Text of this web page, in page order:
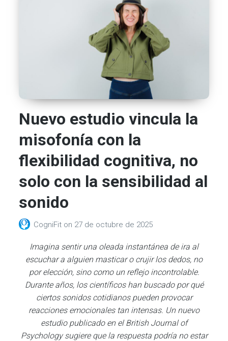
Nuevo estudio vincula la
misofonía con la
flexibilidad cognitiva, no
solo con la sensibilidad al
sonido
CogniFit on 27 de octubre de 2025
Imagina sentir una oleada instantánea de ira al
escuchar a alguien masticar o crujir los dedos, no
por elección, sino como un reflejo incontrolable.
Durante años, los científicos han buscado por qué
ciertos sonidos cotidianos pueden provocar
reacciones emocionales tan intensas. Un nuevo
estudio publicado en elBritish Journal of
Psychologysugiere que la respuesta podría no estar